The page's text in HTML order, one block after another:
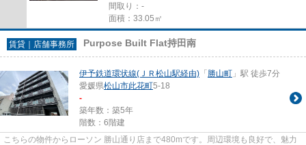
間取り：-
面積：33.05㎡
賃貸｜店舗事務所 Purpose Built Flat持田南
伊予鉄道環状線(ＪＲ松山駅経由) 「 勝山町 」駅 徒歩7分
愛媛県松山市此花町5-18
-
築年数：築5年
階数：6階建
こちらの物件からローソン 勝山通り店まで480mです。周辺環境も良好で、魅力